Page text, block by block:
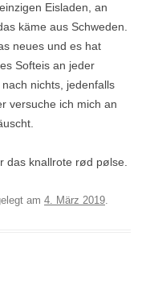
Eisladen, an
käme aus Schweden.
neues und es hat
Softeis an jeder
nichts, jedenfalls
versuche ich mich an
das knallrote rød pølse.
am 4. März 2019.